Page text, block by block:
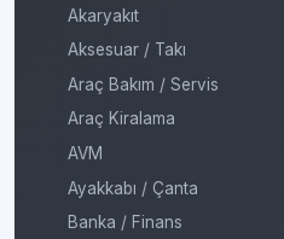
Akaryakıt
Aksesuar / Takı
Araç Bakım / Servis
Araç Kiralama
AVM
Ayakkabı / Çanta
Banka / Finans